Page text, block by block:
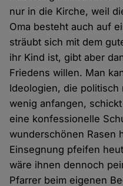
nur in die Kirche, weil
Oma besteht auch auf
sträubt sich mit dem
ihr Kind ist, gibt aber
Friedens willen. Man
Ideologien, die politisch
wenig anfangen,
eine konfessionelle
wunderschönen Rasen
Einsegnung pfeifen
wäre ihnen dennoch
Pfarrer beim eigenen